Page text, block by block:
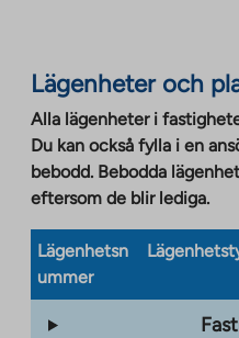
Lägenheter och
Alla lägenheter i
Du kan också fylla i en
bebodd. Bebodda
eftersom de blir lediga.
Lägenhetsn
ummer